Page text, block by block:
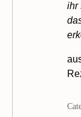
ihr